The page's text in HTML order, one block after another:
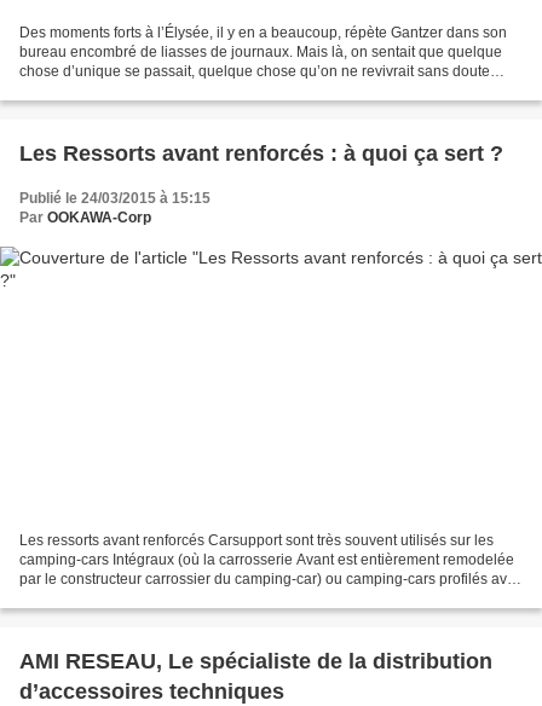
Des moments forts à l’Élysée, il y en a beaucoup, répète Gantzer dans son
bureau encombré de liasses de journaux. Mais là, on sentait que quelque
chose d’unique se passait, quelque chose qu’on ne revivrait sans doute
Les Ressorts avant renforcés : à quoi ça sert ?
Publié le 24/03/2015 à 15:15
Par OOKAWA-Corp
Les ressorts avant renforcés Carsupport sont très souvent utilisés sur les
camping-cars Intégraux (où la carrosserie Avant est entièrement remodelée
par le constructeur carrossier du camping-car) ou camping-cars profilés avec
AMI RESEAU, Le spécialiste de la distribution
d’accessoires techniques